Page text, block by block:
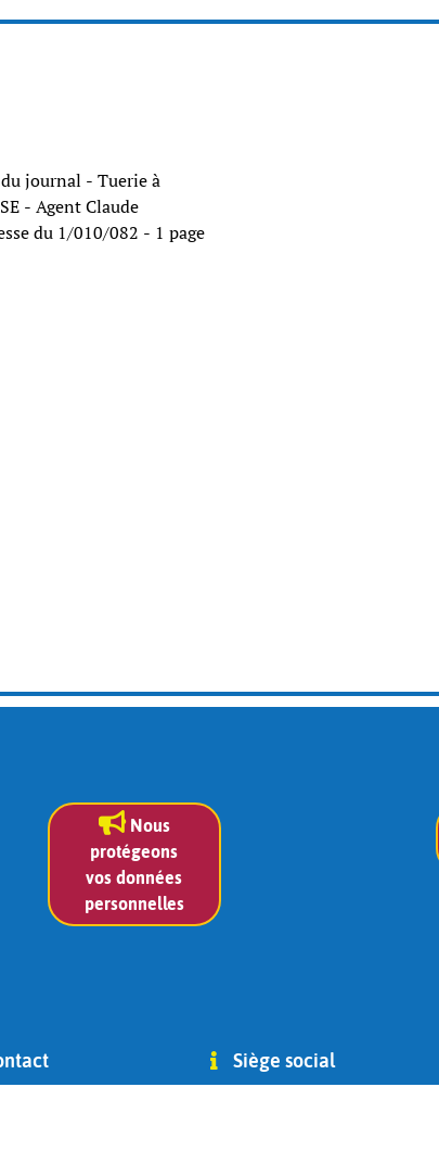
journal - Tuerie à
- Agent Claude
du 1/010/082 - 1 page
Nous
protégeons
vos données
personnelles
Siège social